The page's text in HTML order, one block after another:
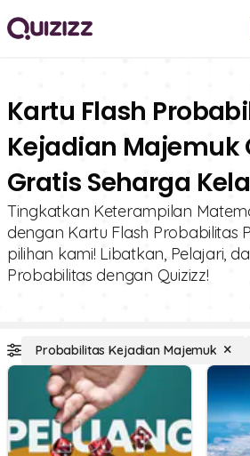
Kartu Flash
Kejadian Majemuk
Gratis Seharga
Tingkatkan Keterampilan
dengan Kartu Flash Probabilitas
pilihan kami! Libatkan, Pelajari,
Probabilitas dengan Quizizz!
Probabilitas Kejadian Majemuk